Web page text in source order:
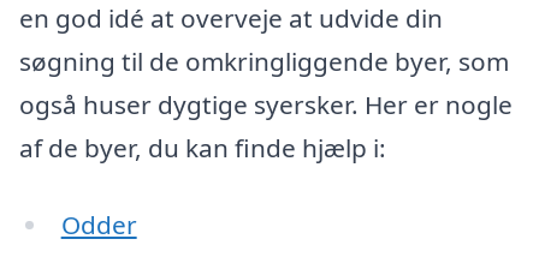
en god idé at overveje at udvide din
søgning til de omkringliggende byer, som
også huser dygtige syersker. Her er nogle
af de byer, du kan finde hjælp i:
Odder